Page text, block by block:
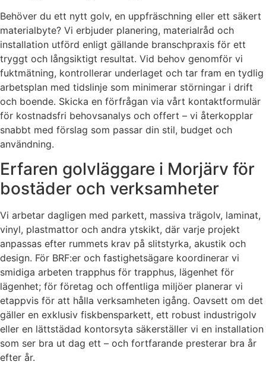
Behöver du ett nytt golv, en uppfräschning eller ett säkert
materialbyte? Vi erbjuder planering, materialråd och
installation utförd enligt gällande branschpraxis för ett
tryggt och långsiktigt resultat. Vid behov genomför vi
fuktmätning, kontrollerar underlaget och tar fram en tydlig
arbetsplan med tidslinje som minimerar störningar i drift
och boende. Skicka en förfrågan via vårt kontaktformulär
för kostnadsfri behovsanalys och offert – vi återkopplar
snabbt med förslag som passar din stil, budget och
användning.
Erfaren golvläggare i Morjärv för
bostäder och verksamheter
Vi arbetar dagligen med parkett, massiva trägolv, laminat,
vinyl, plastmattor och andra ytskikt, där varje projekt
anpassas efter rummets krav på slitstyrka, akustik och
design. För BRF:er och fastighetsägare koordinerar vi
smidiga arbeten trapphus för trapphus, lägenhet för
lägenhet; för företag och offentliga miljöer planerar vi
etappvis för att hålla verksamheten igång. Oavsett om det
gäller en exklusiv fiskbensparkett, ett robust industrigolv
eller en lättstädad kontorsyta säkerställer vi en installation
som ser bra ut dag ett – och fortfarande presterar bra år
efter år.